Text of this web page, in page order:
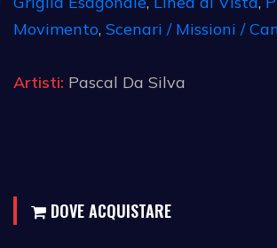
Movimento, Scenari / Missioni /
Artisti: Pascal Da Silva
DOVE ACQUISTARE